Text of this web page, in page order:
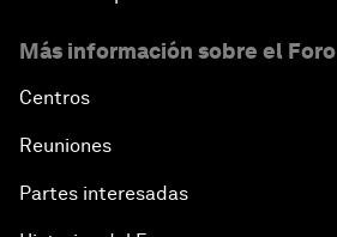
Más información sobre el Foro
Centros
Reuniones
Partes interesadas